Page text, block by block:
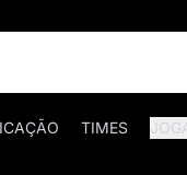
TIMES